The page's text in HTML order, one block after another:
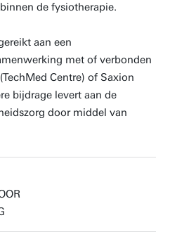
de fysiotherapie.
aan een
met of verbonden
Centre) of Saxion
bijdrage levert aan de
door middel van